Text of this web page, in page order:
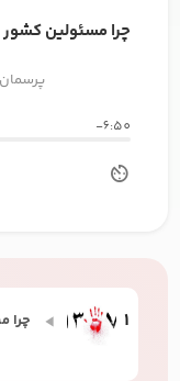
چرا مسئولین کشور
-6:50
1